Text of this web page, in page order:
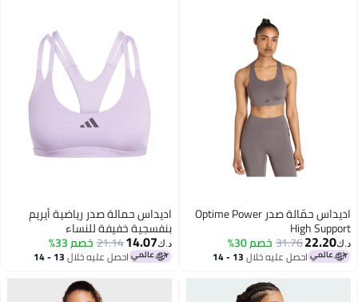
اديداس حمّالة صدر Optime Power
High Support
د.ك‏22.20
31.76خصم 30%
احصل عليه خلال 13 - 14
اديداس حمالة صدر رياضية أيريم
بنفسجية خفيفة للنساء
د.ك‏14.07
21.14خصم 33%
احصل عليه خلال 13 - 14